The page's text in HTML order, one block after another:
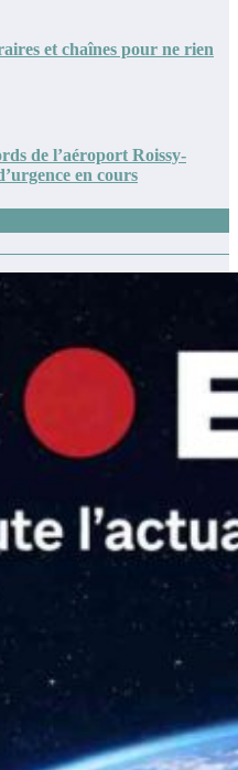
et chaînes pour ne rien
de l’aéroport Roissy-
en cours